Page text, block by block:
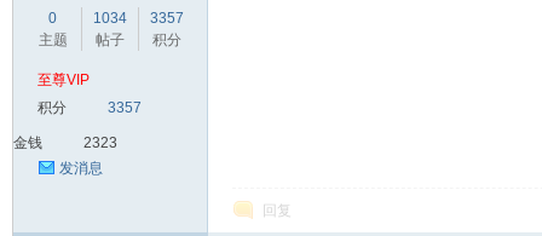
0
主题
1034
帖子
3357
积分
至尊VIP
积分
3357
金钱
2323
发消息
回复